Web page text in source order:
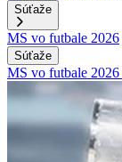
Súťaže
MS vo futbale 2026
Súťaže
MS vo futbale 2026